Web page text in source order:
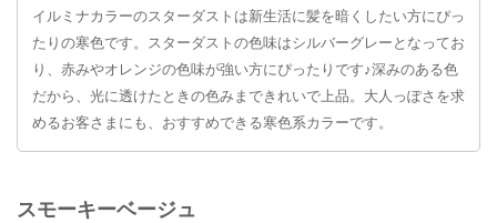
イルミナカラーのスターダストは新生活に髪を暗くしたい方にぴっ
たりの寒色です。スターダストの色味はシルバーグレーとなってお
り、赤みやオレンジの色味が強い方にぴったりです♪深みのある色
だから、光に透けたときの色みまできれいで上品。大人っぽさを求
めるお客さまにも、おすすめできる寒色系カラーです。
スモーキーベージュ